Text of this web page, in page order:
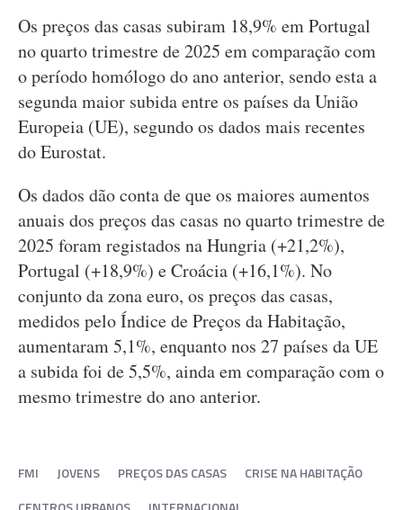
Os preços das casas subiram 18,9% em Portugal
no quarto trimestre de 2025 em comparação com
o período homólogo do ano anterior, sendo esta a
segunda maior subida entre os países da União
Europeia (UE), segundo os dados mais recentes
do Eurostat.
Os dados dão conta de que os maiores aumentos
anuais dos preços das casas no quarto trimestre de
2025 foram registados na Hungria (+21,2%),
Portugal (+18,9%) e Croácia (+16,1%). No
conjunto da zona euro, os preços das casas,
medidos pelo Índice de Preços da Habitação,
aumentaram 5,1%, enquanto nos 27 países da UE
a subida foi de 5,5%, ainda em comparação com o
mesmo trimestre do ano anterior.
FMI JOVENS PREÇOS DAS CASAS
CRISE NA HABITAÇÃO